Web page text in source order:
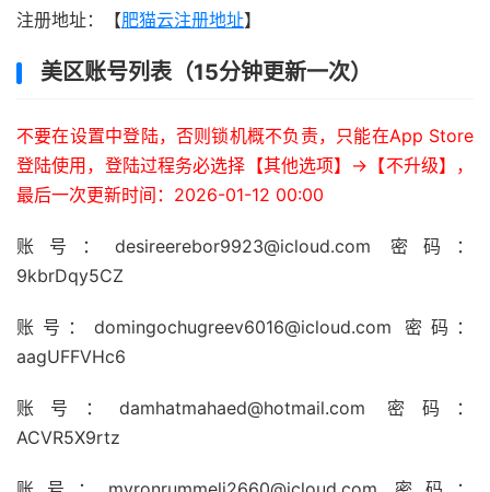
注册地址：【肥猫云注册地址】
美区账号列表（15分钟更新一次）
不要在设置中登陆，否则锁机概不负责，只能在App Store
登陆使用，登陆过程务必选择【其他选项】->【不升级】，
最后一次更新时间：2026-01-12 00:00
账号：desireerebor9923@icloud.com 密码：
9kbrDqy5CZ
账号：domingochugreev6016@icloud.com 密码：
aagUFFVHc6
账号：damhatmahaed@hotmail.com 密码：
ACVR5X9rtz